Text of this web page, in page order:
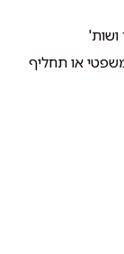
או תחליף